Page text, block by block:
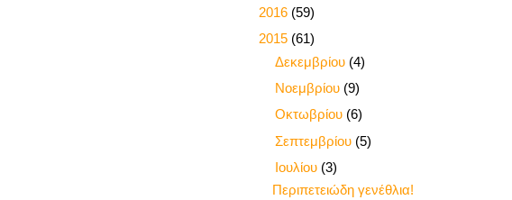
2016 (59)
2015 (61)
Δεκεμβρίου (4)
Νοεμβρίου (9)
Οκτωβρίου (6)
Σεπτεμβρίου (5)
Ιουλίου (3)
Περιπετειώδη γενέθλια!